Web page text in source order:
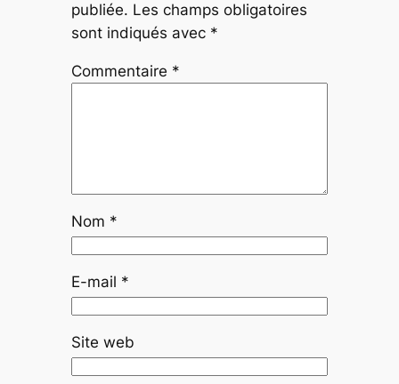
publiée. Les champs obligatoires
sont indiqués avec *
Commentaire *
Nom *
E-mail *
Site web